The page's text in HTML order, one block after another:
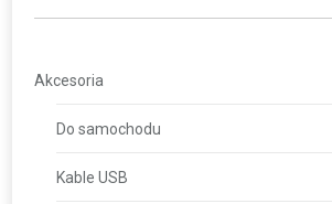
Akcesoria
Do samochodu
Kable USB